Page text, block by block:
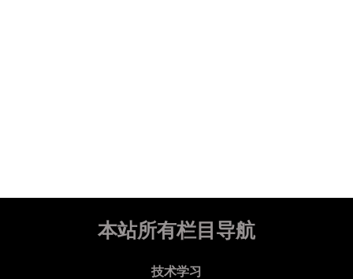
本站所有栏目导航
技术学习